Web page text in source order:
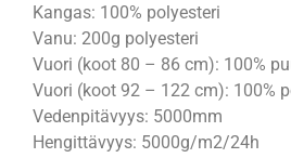
Kangas: 100% polyesteri
Vanu: 200g polyesteri
Vuori (koot 80 – 86 cm): 100%
Vuori (koot 92 – 122 cm): 100%
Vedenpitävyys: 5000mm
Hengittävyys: 5000g/m2/24h